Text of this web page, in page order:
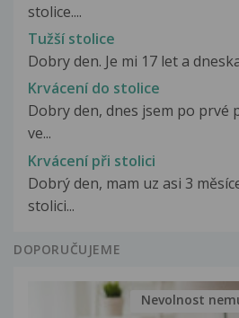
stolice....
Tužší stolice
Dobry den. Je mi 17 let a
Krvácení do stolice
Dobry den, dnes jsem po prvé
ve...
Krvácení při stolici
Dobrý den, mam uz asi 3
stolici...
DOPORUČUJEME
Nevolnost